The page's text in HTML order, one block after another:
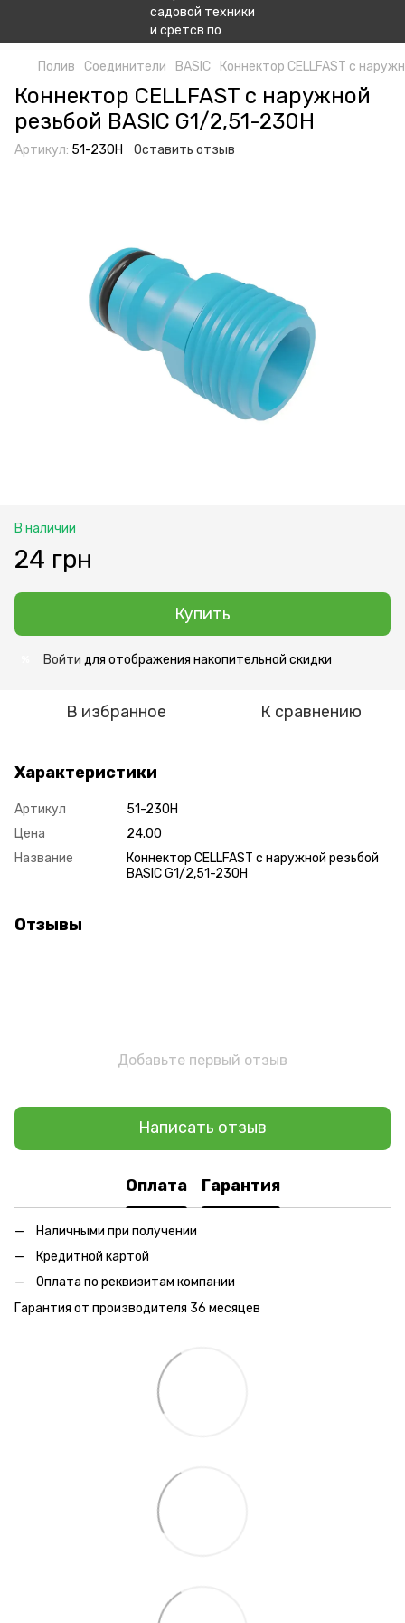
Полив Соединители BASIC Коннектор CELLFAST с
Коннектор CELLFAST с наружной
резьбой BASIC G1/2,51-230H
Артикул: 51-230H Оставить отзыв
В наличии
24 грн
Купить
Войти для отображения накопительной скидки
В избранное К сравнению
Характеристики
Артикул
51-230H
Цена
24.00
Название
Коннектор CELLFAST с наружной резьбой
BASIC G1/2,51-230H
Отзывы
Добавьте первый отзыв
Написать отзыв
Оплата Гарантия
Наличными при получении
Кредитной картой
Оплата по реквизитам компании
Гарантия от производителя 36 месяцев